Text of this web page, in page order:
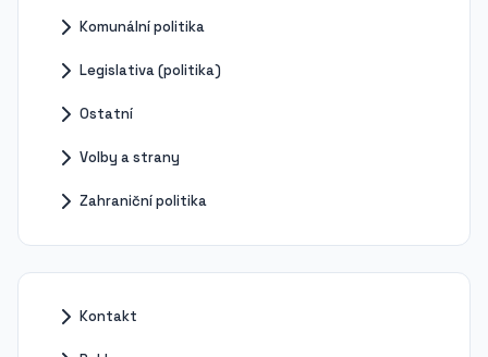
Komunální politika
Legislativa (politika)
Ostatní
Volby a strany
Zahraniční politika
Kontakt